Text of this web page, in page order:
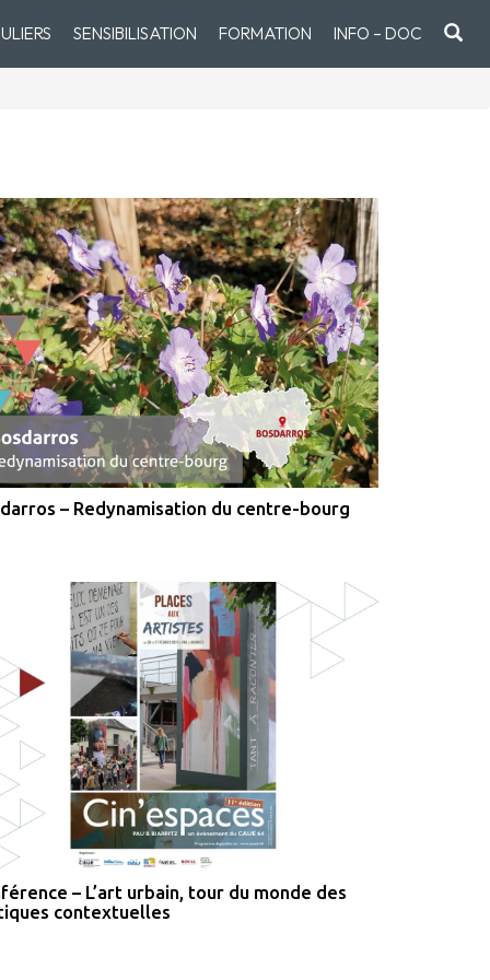
SENSIBILISATION FORMATION INFO – DOC
– Redynamisation du centre-bourg
– L’art urbain, tour du monde des
contextuelles